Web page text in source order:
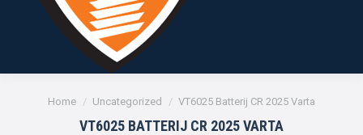
Je bent hier:
Home Uncategorized VT6025 Batterij CR 2025 Varta
VT6025 BATTERIJ CR 2025 VARTA